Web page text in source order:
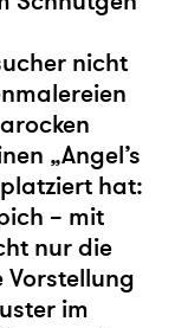
nicht
„Angel’s
hat:
– mit
nur die
im